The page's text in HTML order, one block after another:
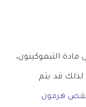
مادة الثيموكينون،
لذلك قد يتم
هرمون